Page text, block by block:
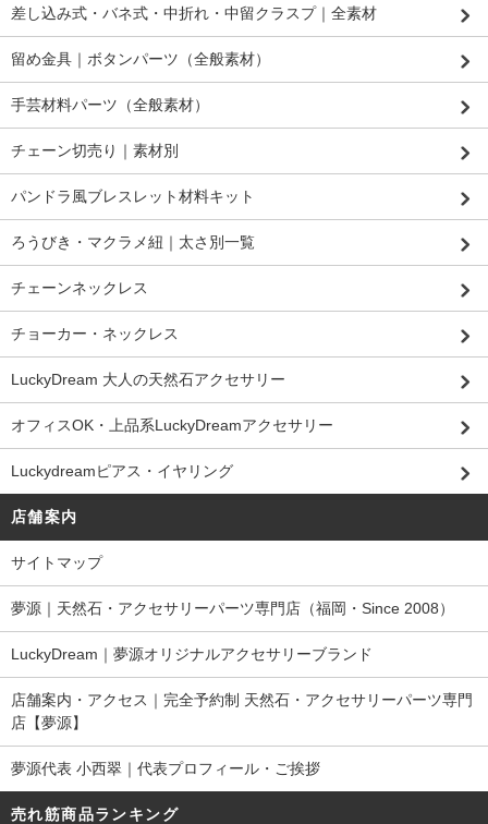
差し込み式・バネ式・中折れ・中留クラスプ｜全素材
留め金具｜ボタンパーツ（全般素材）
手芸材料パーツ（全般素材）
チェーン切売り｜素材別
パンドラ風ブレスレット材料キット
ろうびき・マクラメ紐｜太さ別一覧
チェーンネックレス
チョーカー・ネックレス
LuckyDream 大人の天然石アクセサリー
オフィスOK・上品系LuckyDreamアクセサリー
Luckydreamピアス・イヤリング
店舗案内
サイトマップ
夢源｜天然石・アクセサリーパーツ専門店（福岡・Since 2008）
LuckyDream｜夢源オリジナルアクセサリーブランド
店舗案内・アクセス｜完全予約制 天然石・アクセサリーパーツ専門
店【夢源】
夢源代表 小西翠｜代表プロフィール・ご挨拶
売れ筋商品ランキング